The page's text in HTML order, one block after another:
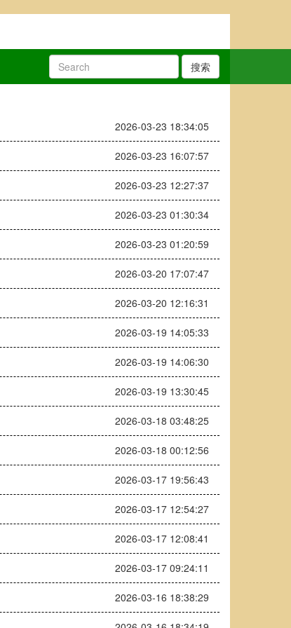
搜索
2026-03-23 18:34:05
2026-03-23 16:07:57
2026-03-23 12:27:37
2026-03-23 01:30:34
2026-03-23 01:20:59
2026-03-20 17:07:47
2026-03-20 12:16:31
2026-03-19 14:05:33
2026-03-19 14:06:30
2026-03-19 13:30:45
2026-03-18 03:48:25
2026-03-18 00:12:56
2026-03-17 19:56:43
2026-03-17 12:54:27
2026-03-17 12:08:41
2026-03-17 09:24:11
2026-03-16 18:38:29